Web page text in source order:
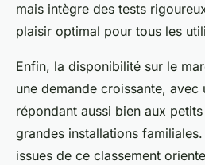
mais intègre des tests
plaisir optimal pour tous les
Enfin, la disponibilité sur le
une demande croissante,
répondant aussi bien aux petits
grandes installations
issues de ce classement